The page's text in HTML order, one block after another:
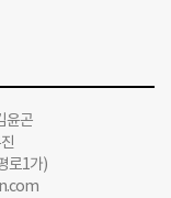
윤곤
로1가)